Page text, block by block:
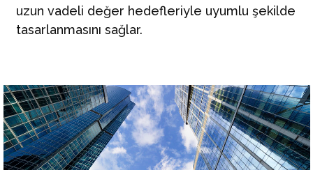
uzun vadeli değer hedefleriyle uyumlu şekilde
tasarlanmasını sağlar.